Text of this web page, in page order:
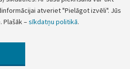
ministrs
atveriet "Pielāgot izvēli". Jūs
–sīkdatņu politikā.